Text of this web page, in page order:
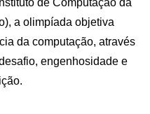
a olimpíada objetiva
da computação, através
engenhosidade e